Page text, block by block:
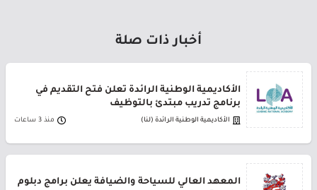
أخبار ذات صلة
الأكاديمية الوطنية الرائدة تعلن فتح التقديم في
برنامج تدريب مبتدئ بالتوظيف
الأكاديمية الوطنية الرائدة (لنا) منذ 3 ساعات
المعهد العالي للسياحة والضيافة يعلن برامج دبلوم